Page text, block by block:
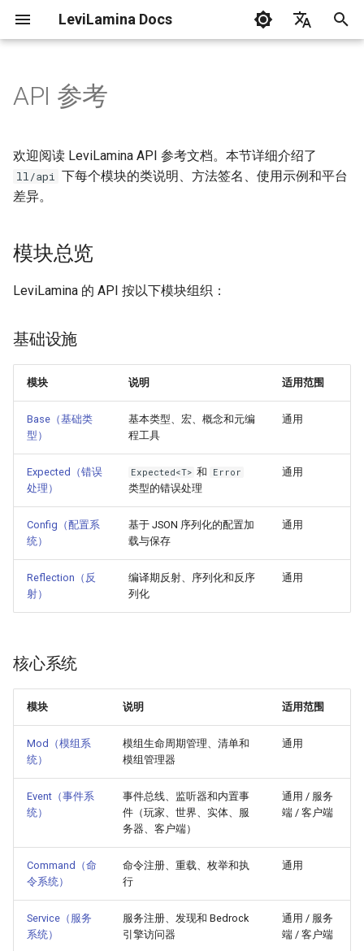
LeviLamina Docs
化
搜
引
擎
在Windows上安装服务器
在Docker(Linux)上安装服务器
在Windows上安装客户端
创建你的第一个模组
事件指南
接口导出指南
找函数指南
国际化指南
物品相关指南
命令指南
协程指南
构建指南
模块总览
基础设施
核心系统
底层
仅客户端
适用范围说明
约定
C++ 风格指南
API 参考
欢迎阅读 LeviLamina API 参考文档。本节详细介绍了
ll/api 下每个模块的类说明、方法签名、使用示例和平台
差异。
模块总览
LeviLamina 的 API 按以下模块组织：
基础设施
模块 说明 适用范围
Base（基础类
型）
基本类型、宏、概念和元编
程工具
通用
Expected（错误
处理）
Expected<T> 和 Error
类型的错误处理
通用
Config（配置系
统）
基于 JSON 序列化的配置加
载与保存
通用
Reflection（反
射）
编译期反射、序列化和反序
列化
通用
核心系统
模块 说明 适用范围
Mod（模组系
统）
模组生命周期管理、清单和
模组管理器
通用
Event（事件系
统）
事件总线、监听器和内置事
件（玩家、世界、实体、服
务器、客户端）
通用 / 服务
端 / 客户端
Command（命
令系统）
命令注册、重载、枚举和执
行
通用
Service（服务
系统）
服务注册、发现和 Bedrock
引擎访问器
通用 / 服务
端 / 客户端